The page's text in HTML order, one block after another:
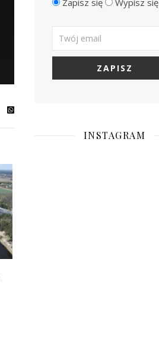
Zapisz się Wypisz się
INSTAGRAM